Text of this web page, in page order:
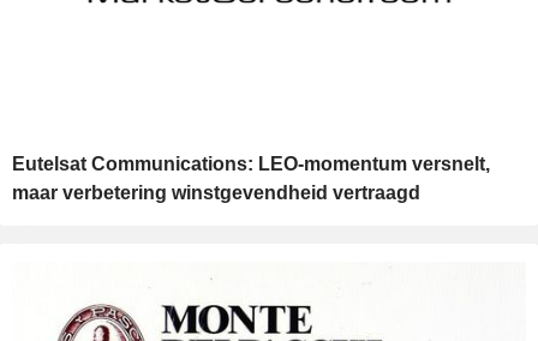
Eutelsat Communications: LEO-momentum versnelt,
maar verbetering winstgevendheid vertraagd